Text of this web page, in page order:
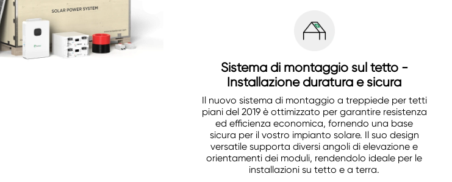
Sistema di montaggio sul tetto -
Installazione duratura e sicura
Il nuovo sistema di montaggio a treppiede per tetti
piani del 2019 è ottimizzato per garantire resistenza
ed efficienza economica, fornendo una base
sicura per il vostro impianto solare. Il suo design
versatile supporta diversi angoli di elevazione e
orientamenti dei moduli, rendendolo ideale per le
installazioni su tetto e a terra.